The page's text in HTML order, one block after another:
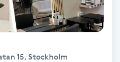
15, Stockholm